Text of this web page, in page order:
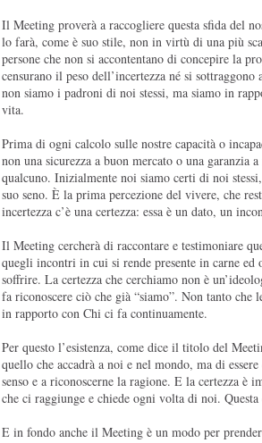
Il Meeting proverà a raccogliere questa sfida del
lo farà, come è suo stile, non in virtù di una più
persone che non si accontentano di concepire la
censurano il peso dell’incertezza né si
non siamo i padroni di noi stessi, ma siamo in
vita.
Prima di ogni calcolo sulle nostre capacità o
non una sicurezza a buon mercato o una garanzia
qualcuno. Inizialmente noi siamo certi di noi
suo seno. È la prima percezione del vivere, che
incertezza c’è una certezza: essa è un dato, un
Il Meeting cercherà di raccontare e testimoniare
quegli incontri in cui si rende presente in carne ed
soffrire. La certezza che cerchiamo non è
fa riconoscere ciò che già “siamo”. Non tanto che
in rapporto con Chi ci fa continuamente.
Per questo l’esistenza, come dice il titolo del
quello che accadrà a noi e nel mondo, ma di
senso e a riconoscerne la ragione. E la certezza è
che ci raggiunge e chiede ogni volta di noi.
E in fondo anche il Meeting è un modo per